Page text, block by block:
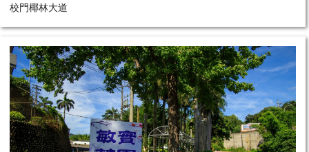
校門椰林大道